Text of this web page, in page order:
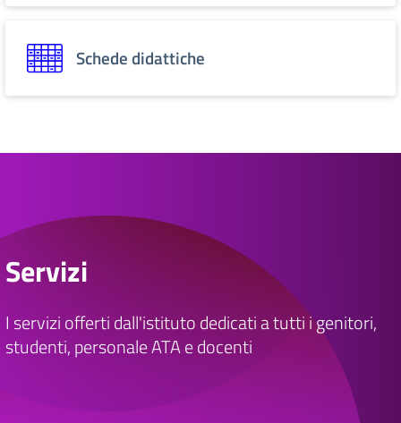
Schede didattiche
Servizi
I servizi offerti dall'istituto dedicati a tutti i genitori,
studenti, personale ATA e docenti